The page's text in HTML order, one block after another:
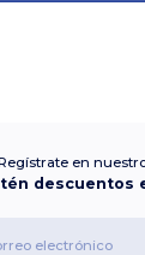
en
descuentos